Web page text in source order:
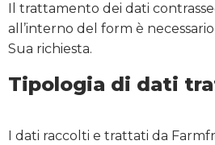
Il trattamento dei dati
all’interno del form è
Sua richiesta.
Tipologia di dati
I dati raccolti e trattati da